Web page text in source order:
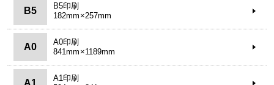
B5
B5印刷
182mm×257mm
A0
A0印刷
841mm×1189mm
A1
A1印刷